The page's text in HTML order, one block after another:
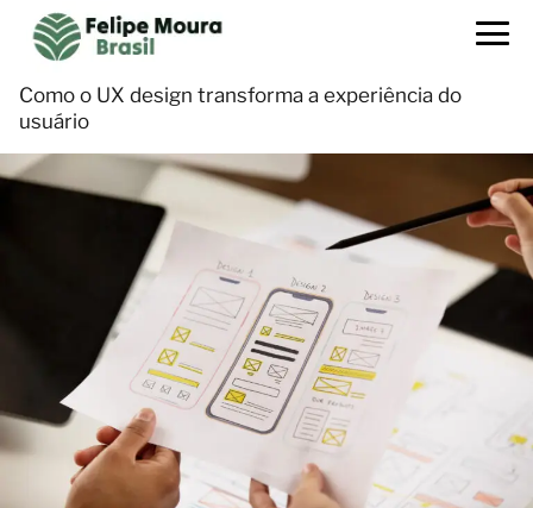
Como o UX design transforma a experiência do
usuário